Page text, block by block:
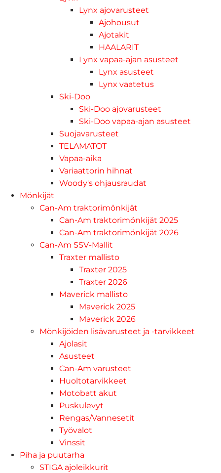
Lynx ajovarusteet
Ajohousut
Ajotakit
HAALARIT
Lynx vapaa-ajan asusteet
Lynx asusteet
Lynx vaatetus
Ski-Doo
Ski-Doo ajovarusteet
Ski-Doo vapaa-ajan asusteet
Suojavarusteet
TELAMATOT
Vapaa-aika
Variaattorin hihnat
Woody's ohjausraudat
Mönkijät
Can-Am traktorimönkijät
Can-Am traktorimönkijät 2025
Can-Am traktorimönkijät 2026
Can-Am SSV-Mallit
Traxter mallisto
Traxter 2025
Traxter 2026
Maverick mallisto
Maverick 2025
Maverick 2026
Mönkijöiden lisävarusteet ja -tarvikkeet
Ajolasit
Asusteet
Can-Am varusteet
Huoltotarvikkeet
Motobatt akut
Puskulevyt
Rengas/Vannesetit
Työvalot
Vinssit
Piha ja puutarha
STIGA ajoleikkurit